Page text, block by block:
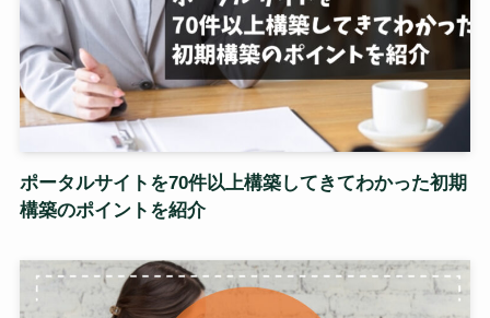
ポータルサイトを70件以上構築してきてわかった初期
構築のポイントを紹介